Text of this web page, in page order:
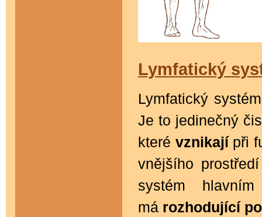
Lymfatický
Lymfatický
Je to jedinečný
které vznikajípři
vnějšího
systém hlavním
má rozhodující